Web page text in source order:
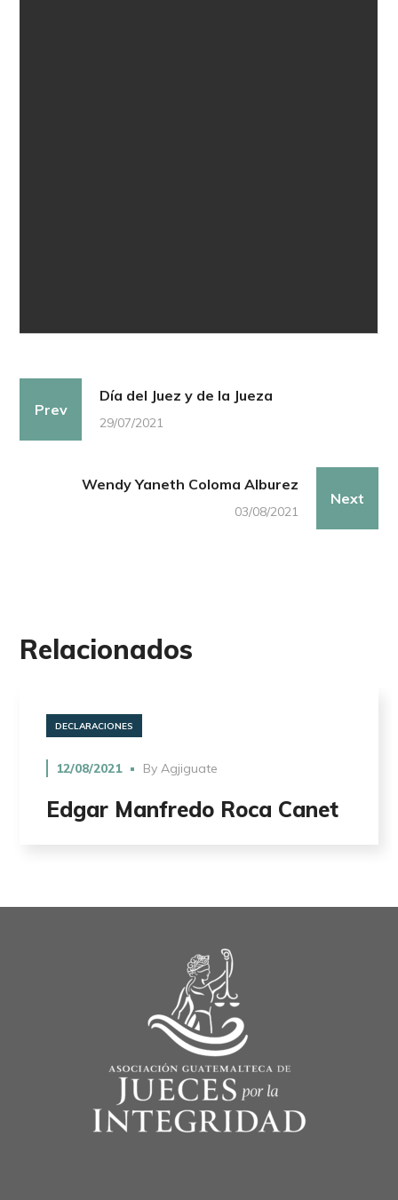
Prev
Día del Juez y de la Jueza
29/07/2021
Wendy Yaneth Coloma Alburez
03/08/2021
Next
Relacionados
DECLARACIONES
12/08/2021 ByAgjiguate
Edgar Manfredo Roca Canet